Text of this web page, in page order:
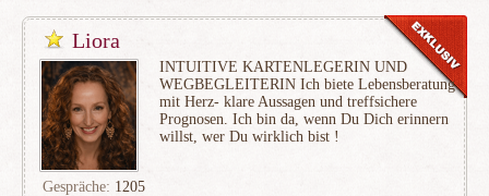
Liora
INTUITIVE KARTENLEGERIN UND
WEGBEGLEITERIN Ich biete Lebensberatung
mit Herz- klare Aussagen und treffsichere
Prognosen. Ich bin da, wenn Du Dich erinnern
willst, wer Du wirklich bist !
Gespräche: 1205